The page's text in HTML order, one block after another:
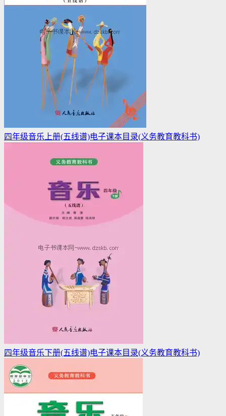
四年级音乐上册(五线谱)电子课本目录(义务教育教科书)
四年级音乐下册(五线谱)电子课本目录(义务教育教科书)